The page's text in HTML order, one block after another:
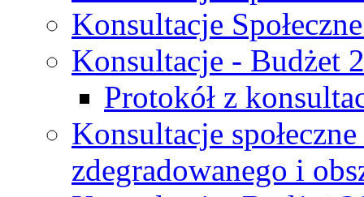
Konsultacje
Konsultacje - Budżet
Protokół z
Konsultacje
zdegradowanego i